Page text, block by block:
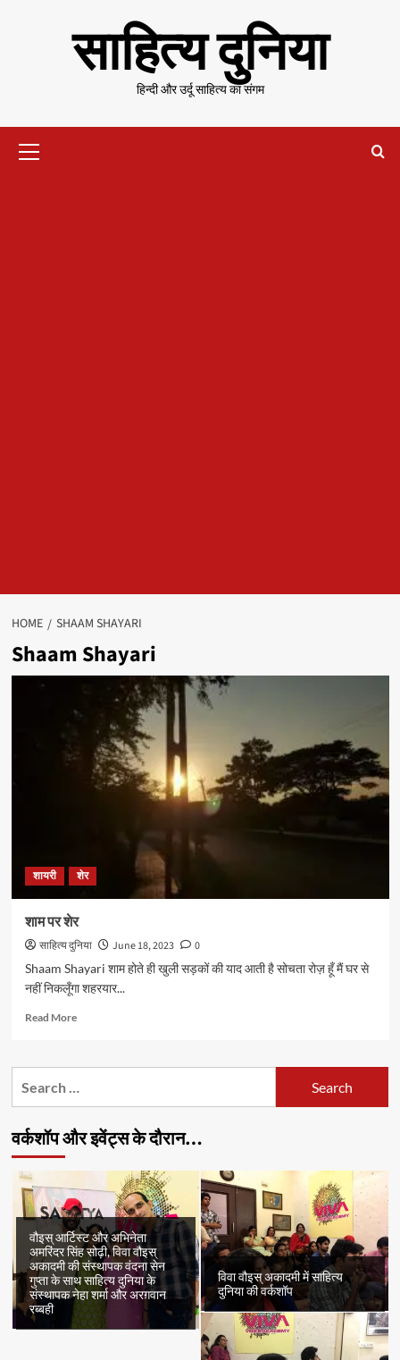
साहित्य दुनिया
हिन्दी और उर्दू साहित्य का संगम
Menu
HOME SHAAM SHAYARI
Shaam Shayari
शायरी शेर
शाम पर शेर
साहित्य दुनिया June 18, 2023
0
Shaam Shayari शाम होते ही खुली सड़कों की याद आती है सोचता रोज़ हूँ मैं घर से
नहीं निकलूँगा शहरयार...
Read MoreRead
शाम
वर्कशॉप और इवेंट्स के दौरान…
वौइस् आर्टिस्ट और अभिनेता
अमरिंदर सिंह सोढ़ी, विवा वौइस्
अकादमी की संस्थापक वंदना सेन
गुप्ता के साथ साहित्य दुनिया के
संस्थापक नेहा शर्मा और अरग़वान
रब्बही
विवा वौइस् अकादमी में साहित्य
दुनिया की वर्कशॉप